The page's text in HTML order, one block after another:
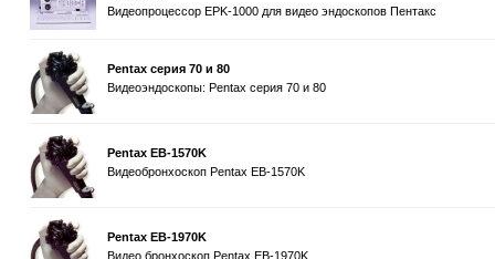
Видеопроцессор EPK-1000 для видео эндоскопов Пентакс
Pentax серия 70 и 80
Видеоэндоскопы: Pentax серия 70 и 80
Pentax EB-1570K
Видеобронхоскоп Pentax EB-1570K
Pentax EB-1970K
Видео бронхоскоп Pentax EB-1970K